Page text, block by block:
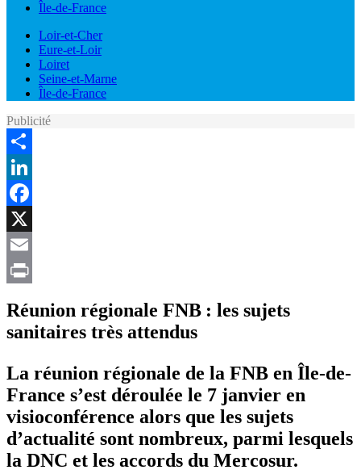
Île-de-France
Loir-et-Cher
Eure-et-Loir
Loiret
Seine-et-Marne
Île-de-France
Publicité
Share
LinkedIn
Facebook
X
Email
Réunion régionale FNB : les sujets
sanitaires très attendus
La réunion régionale de la FNB en Île-de-
France s’est déroulée le 7 janvier en
visioconférence alors que les sujets
d’actualité sont nombreux, parmi lesquels
la DNC et les accords du Mercosur.